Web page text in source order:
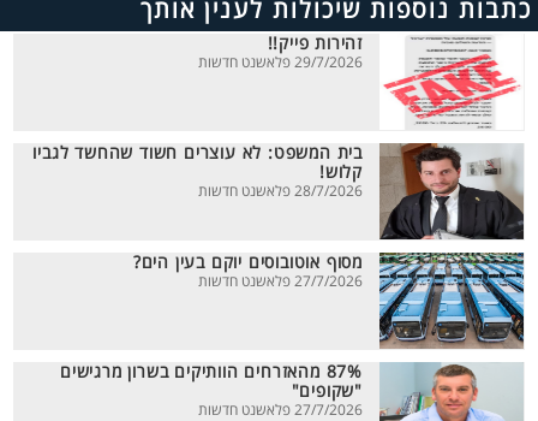
כתבות נוספות שיכולות לענין אותך
זהירות פייק!!
29/7/2026 פלאשנט חדשות
בית המשפט: לא עוצרים חשוד שהחשד לגביו
קלוש!
28/7/2026 פלאשנט חדשות
מסוף אוטובוסים יוקם בעין הים?
27/7/2026 פלאשנט חדשות
87% מהאזרחים הוותיקים בשרון מרגישים
"שקופים"
27/7/2026 פלאשנט חדשות